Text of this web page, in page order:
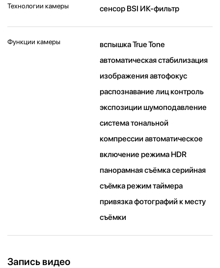
Технологии камеры cенсор BSI ИК-фильтр
Функции камеры
вспышка True Tone
автоматическая стабилизация
изображения автофокус
распознавание лиц контроль
экспозиции шумоподавление
система тональной
компрессии автоматическое
включение режима HDR
панорамная съёмка серийная
съëмка режим таймера
привязка фотографий к месту
съёмки
Запись видео